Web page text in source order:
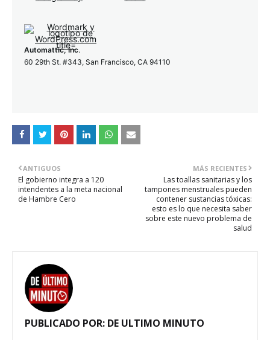
Automattic, Inc.
60 29th St. #343, San Francisco, CA 94110
MÁS RECIENTES
Las toallas sanitarias y los
tampones menstruales pueden
contener sustancias tóxicas:
esto es lo que necesita saber
sobre este nuevo problema de
salud
ANTIGUOS
El gobierno integra a 120
intendentes a la meta nacional
de Hambre Cero
PUBLICADO POR: DE ULTIMO MINUTO